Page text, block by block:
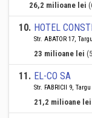
26,2 milioane lei
10. HOTEL
Str. ABATOR 17,
23 milioane lei
11. EL-CO SA
Str. FABRICII 9,
21,2 milioane lei